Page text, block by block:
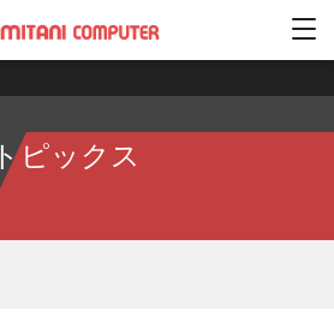
トピックス